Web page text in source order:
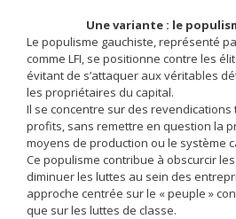
Une variante : le
Le populisme gauchiste, représenté
comme LFI, se positionne contre les
évitant de s’attaquer aux véritables
les propriétaires du capital.
Il se concentre sur des
profits, sans remettre en question la
moyens de production ou le système
Ce populisme contribue à obscurcir
diminuer les luttes au sein des
approche centrée sur le « peuple »
que sur les luttes de classe.